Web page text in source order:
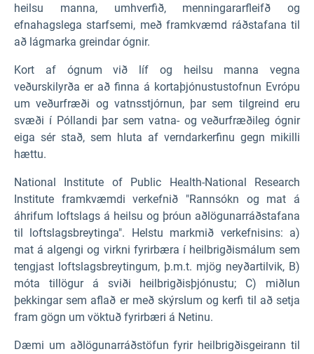
heilsu manna, umhverfið, menningararfleifð og
efnahagslega starfsemi, með framkvæmd ráðstafana til
að lágmarka greindar ógnir.
Kort af ógnum við líf og heilsu manna vegna
veðurskilyrða er að finna á kortaþjónustustofnun Evrópu
um veðurfræði og vatnsstjórnun, þar sem tilgreind eru
svæði í Póllandi þar sem vatna- og veðurfræðileg ógnir
eiga sér stað, sem hluta af verndarkerfinu gegn mikilli
hættu.
National Institute of Public Health-National Research
Institute framkvæmdi verkefnið "Rannsókn og mat á
áhrifum loftslags á heilsu og þróun aðlögunarráðstafana
til loftslagsbreytinga". Helstu markmið verkefnisins: a)
mat á algengi og virkni fyrirbæra í heilbrigðismálum sem
tengjast loftslagsbreytingum, þ.m.t. mjög neyðartilvik, B)
móta tillögur á sviði heilbrigðisþjónustu; C) miðlun
þekkingar sem aflað er með skýrslum og kerfi til að setja
fram gögn um vöktuð fyrirbæri á Netinu.
Dæmi um aðlögunarráðstöfun fyrir heilbrigðisgeirann til